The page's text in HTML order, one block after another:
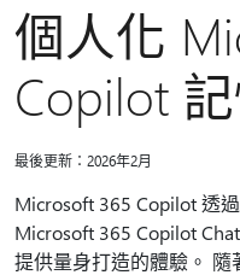
個人化
Copilot
最後更新：2026年2月
Microsoft 365 Copilot 透
Microsoft 365 Copilot
提供量身打造的體驗。